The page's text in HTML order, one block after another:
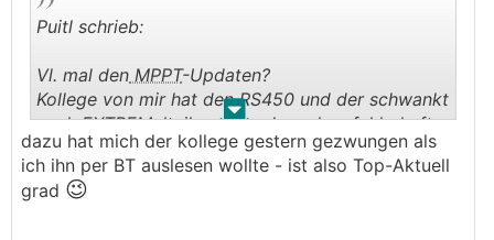
. .
Puitl schrieb:
Vl. mal den MPPT-Updaten?
Kollege von mir hat den RS450 und der schwankt
auch EXTREM, lt. ihm gabs da mal ne fehlerhafte
Serie oder Software, weiß nicht mehr genau.
dazu hat mich der kollege gestern gezwungen als
ich ihn per BT auslesen wollte - ist also Top-Aktuell
grad 😉